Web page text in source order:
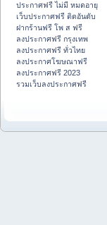
ประกาศฟรี ไม่มี หมดอายุ
เว็บประกาศฟรี ติดอันดับ
ฝากร้านฟรี โพ ส ฟรี
ลงประกาศฟรี กรุงเทพ
ลงประกาศฟรี ทั่วไทย
ลงประกาศโฆษณาฟรี
ลงประกาศฟรี 2023
รวมเว็บลงประกาศฟรี